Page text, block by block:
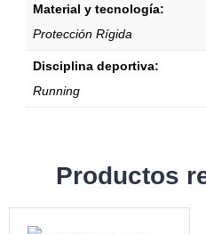
Material y tecnología:
Protección Rígida
Disciplina deportiva:
Running
Productos